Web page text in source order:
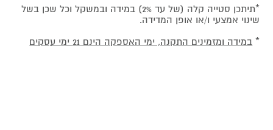
*תיתכן סטייה קלה (של עד 2%) במידה ובמשקל וכל שכן בשל
שינוי אמצעי ו/או אופן המדידה.
* במידה ומזמינים התקנה, ימי האספקה הינם 21 ימי עסקים